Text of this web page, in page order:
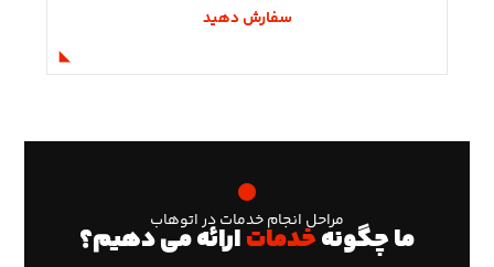
سفارش دهید
مراحل انجام خدمات در اتوهابما چگونهخدماتارائه می دهیم؟